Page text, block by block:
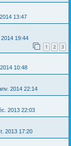
13:47
19:44
1 2 3
10:48
2014 22:14
2013 22:03
2013 17:20